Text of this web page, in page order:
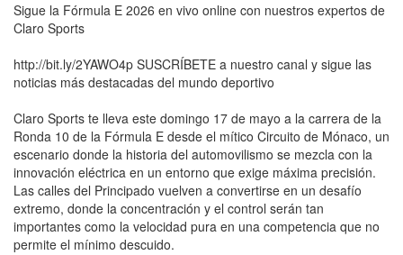
Sigue la Fórmula E 2026 en vivo online con nuestros expertos de
Claro Sports
http://bit.ly/2YAWO4p SUSCRÍBETE a nuestro canal y sigue las
noticias más destacadas del mundo deportivo
Claro Sports te lleva este domingo 17 de mayo a la carrera de la
Ronda 10 de la Fórmula E desde el mítico Circuito de Mónaco, un
escenario donde la historia del automovilismo se mezcla con la
innovación eléctrica en un entorno que exige máxima precisión.
Las calles del Principado vuelven a convertirse en un desafío
extremo, donde la concentración y el control serán tan
importantes como la velocidad pura en una competencia que no
permite el mínimo descuido.